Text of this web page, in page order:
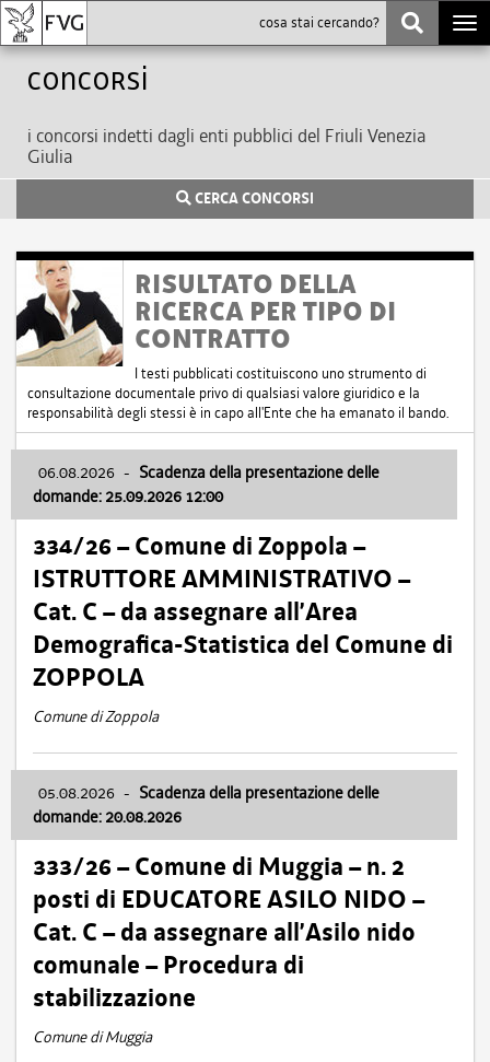
Concorsi
i concorsi indetti dagli enti pubblici del Friuli Venezia
Giulia
CERCA CONCORSI
RISULTATO DELLA
RICERCA PER TIPO DI
CONTRATTO
I testi pubblicati costituiscono uno strumento di
consultazione documentale privo di qualsiasi valore giuridico e la
responsabilità degli stessi è in capo all'Ente che ha emanato il bando.
06.08.2026 - Scadenza della presentazione delle
domande: 25.09.2026 12:00
334/26 – Comune di Zoppola –
ISTRUTTORE AMMINISTRATIVO –
Cat. C – da assegnare all’Area
Demografica-Statistica del Comune di
ZOPPOLA
Comune di Zoppola
05.08.2026 - Scadenza della presentazione delle
domande: 20.08.2026
333/26 – Comune di Muggia – n. 2
posti di EDUCATORE ASILO NIDO –
Cat. C – da assegnare all’Asilo nido
comunale – Procedura di
stabilizzazione
Comune di Muggia